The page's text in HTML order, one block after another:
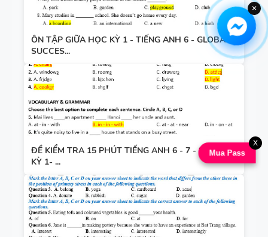
ÔN TẬP GIỮA HỌC KỲ 1 - TIẾNG ANH 6 - GLOBAL
SUCCES...
ĐỀ KIỂM TRA 15 PHÚT TIẾNG ANH 6 - 7 - 8 HỌC
KỲ 1- ...
Mua Pass
X
✕